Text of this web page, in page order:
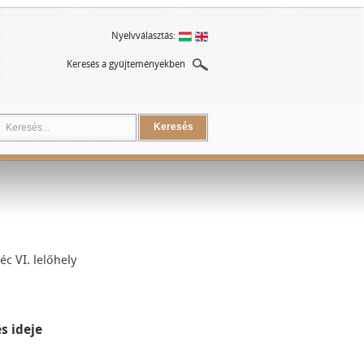
Nyelvválasztás:
Keresés a gyűjteményekben
Keresés
VI. lelőhely
ideje